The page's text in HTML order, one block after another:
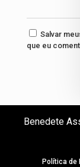
Salvar
que eu
Benedete
Política de